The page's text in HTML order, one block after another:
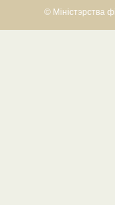
© Міністэрства